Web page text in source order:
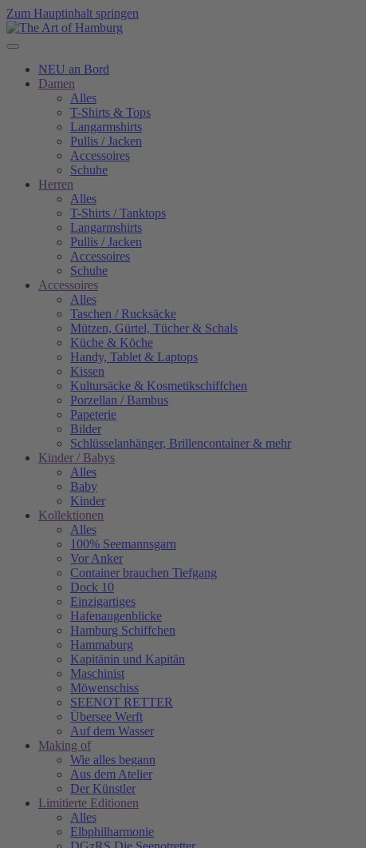
Zum Hauptinhalt springen
NEU an Bord
Damen
Alles
T-Shirts & Tops
Langarmshirts
Pullis / Jacken
Accessoires
Schuhe
Herren
Alles
T-Shirts / Tanktops
Langarmshirts
Pullis / Jacken
Accessoires
Schuhe
Accessoires
Alles
Taschen / Rucksäcke
Mützen, Gürtel, Tücher & Schals
Küche & Köche
Handy, Tablet & Laptops
Kissen
Kultursäcke & Kosmetikschiffchen
Porzellan / Bambus
Papeterie
Bilder
Schlüsselanhänger, Brillencontainer & mehr
Kinder / Babys
Alles
Baby
Kinder
Kollektionen
Alles
100% Seemannsgarn
Vor Anker
Container brauchen Tiefgang
Dock 10
Einzigartiges
Hafenaugen­blicke
Hamburg Schiffchen
Hammaburg
Kapitänin und Kapitän
Maschinist
Möwenschiss
SEENOT RETTER
Übersee Werft
Auf dem Wasser
Making of
Wie alles begann
Aus dem Atelier
Der Künstler
Limitierte Editionen
Alles
Elbphilharmonie